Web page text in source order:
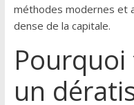
méthodes modernes et
dense de la capitale.
un